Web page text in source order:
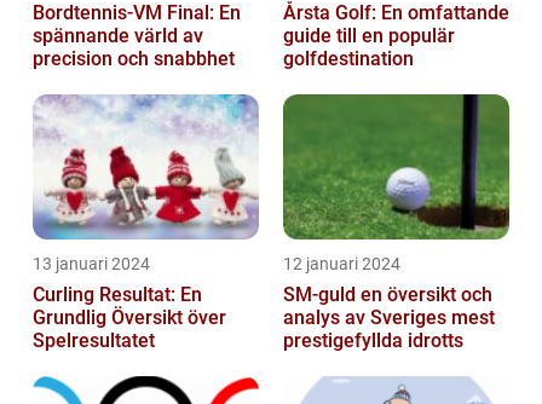
Bordtennis-VM Final: En
spännande värld av
precision och snabbhet
Årsta Golf: En omfattande
guide till en populär
golfdestination
13 januari 2024
Curling Resultat: En
Grundlig Översikt över
Spelresultatet
12 januari 2024
SM-guld en översikt och
analys av Sveriges mest
prestigefyllda idrotts